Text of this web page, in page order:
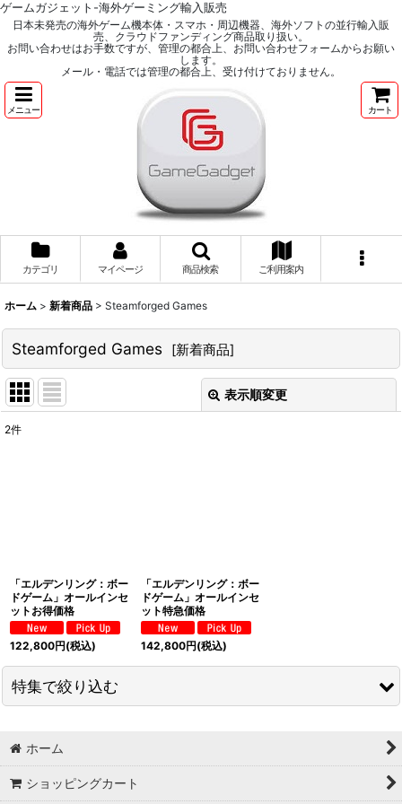
ゲームガジェット-海外ゲーミング輸入販売
日本未発売の海外ゲーム機本体・スマホ・周辺機器、海外ソフトの並行輸入販
売、クラウドファンディング商品取り扱い。
お問い合わせはお手数ですが、管理の都合上、お問い合わせフォームからお願い
します。
メール・電話では管理の都合上、受け付けておりません。
メニュー カート
カテゴリ マイページ 商品検索 ご利用案内
ホーム > 新着商品 > Steamforged Games
Steamforged Games [新着商品]
表示順変更
2件
「エルデンリング：ボー
ドゲーム」オールインセ
ットお得価格
122,800円(税込)
「エルデンリング：ボー
ドゲーム」オールインセ
ット特急価格
142,800円(税込)
特集で絞り込む
ホーム
ショッピングカート